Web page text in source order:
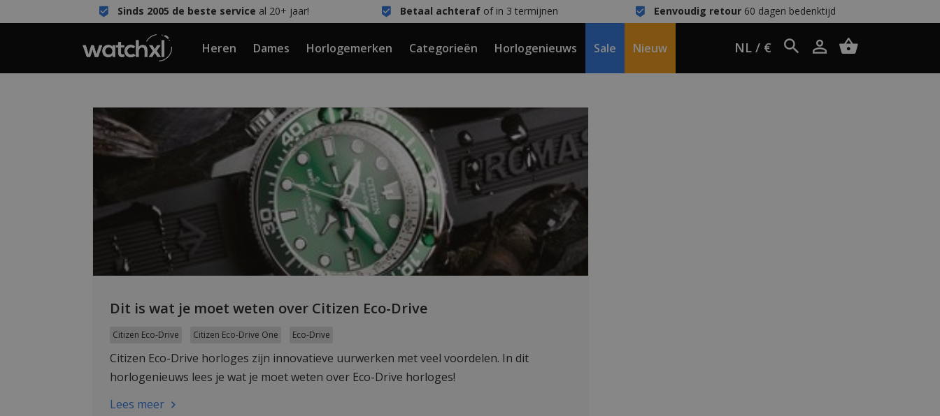
Sinds 2005 de beste service al 20+ jaar! Betaal achterafof in 3 termijnen Eenvoudig retour60 dagen bedenktijd
Heren Dames Horlogemerken Categorieën Horlogenieuws Sale Nieuw NL / €
Dit is wat je moet weten over Citizen Eco-Drive
Citizen Eco-Drive Citizen Eco-Drive One Eco-Drive
Citizen Eco-Drive horloges zijn innovatieve uurwerken met veel voordelen. In dit
horlogenieuws lees je wat je moet weten over Eco-Drive horloges!
Lees meer